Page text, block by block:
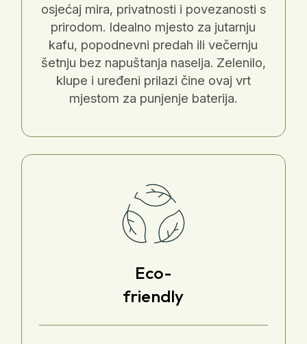
osjećaj mira, privatnosti i povezanosti s
prirodom. Idealno mjesto za jutarnju
kafu, popodnevni predah ili večernju
šetnju bez napuštanja naselja. Zelenilo,
klupe i uređeni prilazi čine ovaj vrt
mjestom za punjenje baterija.
Eco-
friendly